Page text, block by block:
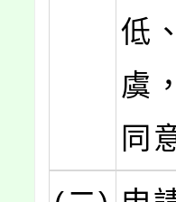
低
虞
同